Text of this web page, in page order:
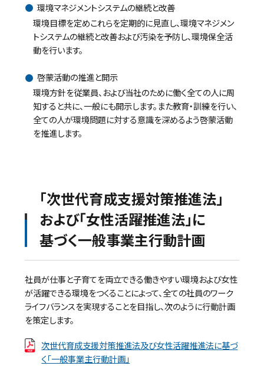
環境マネジメントシステムの継続と改善
環境目標を定めこれらを定期的に見直し、環境マネジメン
トシステムの継続と改善および汚染を予防し、環境保全活
動を行います。
啓蒙活動の推進と開示
環境方針を従業員、および当社のために働く全ての人に周
知すると共に、一般にも開示します。また教育・訓練を行い、
全ての人が環境問題に対する意識を深めるよう啓蒙活動
を推進します。
「次世代育成支援対策推進法」
および「女性活躍推進法」に
基づく一般事業主行動計画
社員が仕事と子育てを両立できる働きやすい環境および女性
が活躍できる環境をつくることによって、全ての社員のワーク
ライフバランスを実現することを目指し、次のように行動計画
を策定します。
次世代育成支援対策推進法及び女性活躍推進法に基づ
く「一般事業主行動計画」